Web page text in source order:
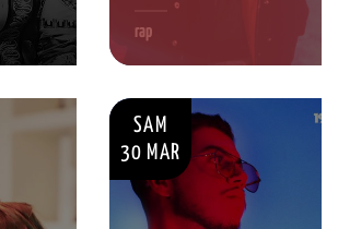
rap
SAM
30 MAR